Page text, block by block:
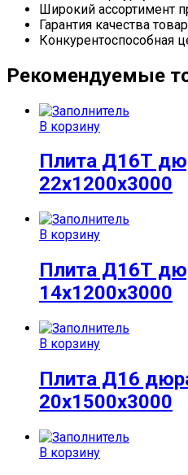
Широкий ассортимент
Гарантия качества
Конкурентоспособная
Рекомендуемые
В корзину
Плита Д16Т
22x1200x3000
В корзину
Плита Д16Т
14x1200x3000
В корзину
Плита Д16
20x1500x3000
В корзину